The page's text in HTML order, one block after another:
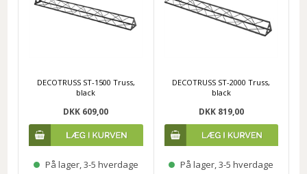
DECOTRUSS ST-1500 Truss,
black
DKK 609,00
På lager, 3-5 hverdage
DECOTRUSS ST-2000 Truss,
black
DKK 819,00
På lager, 3-5 hverdage